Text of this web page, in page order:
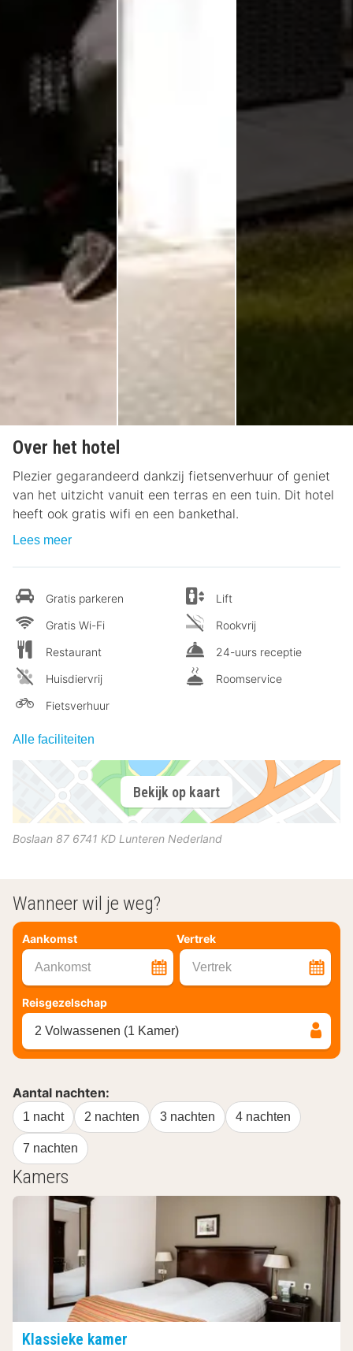
Over het hotel
Plezier gegarandeerd dankzij fietsenverhuur of geniet
van het uitzicht vanuit een terras en een tuin. Dit hotel
heeft ook gratis wifi en een bankethal.
Lees meer
Gratis parkeren
Gratis Wi-Fi
Restaurant
Huisdiervrij
Fietsverhuur
Lift
Rookvrij
24-uurs receptie
Roomservice
Alle faciliteiten
Bekijk op kaart
Boslaan 87 6741 KD Lunteren Nederland
Wanneer wil je weg?
Aankomst Vertrek
Aankomst Vertrek
Reisgezelschap
2 Volwassenen (1 Kamer)
Aantal nachten:
1 nacht 2 nachten 3 nachten 4 nachten
7 nachten
Kamers
Klassieke kamer